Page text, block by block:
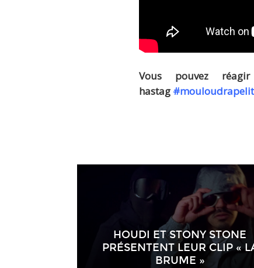
Vous pouvez
hastag
HOUDI ET STONY STONE
PRÉSENTENT LEUR CLIP «
BRUME »